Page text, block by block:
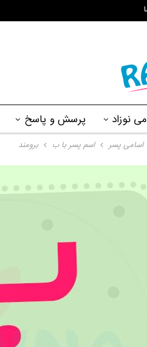
نوزاد پرسش و پاسخ
اسامی پسر اسم پسر با ب برومند